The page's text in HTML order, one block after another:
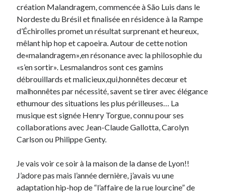
Derniers Commentaires
Entretien ménagerdans T’as vu quoi ? #52
JFdansC’était pas mieux avant… à Lyon
littleceltdansComment j’ai opéré ma vélorution toute personnelle
AnthonydansComment j’ai opéré ma vélorution toute personnelle
Renaud DucherdansComment j’ai opéré ma vélorution toute
personnelle
Commentaires récents
Entretien ménagerdans T’as vu quoi ? #52
littlecelt dans Comment j’ai opéré ma vélorution toute personnelle
Anthonydans Comment j’ai opéré ma vélorution toute personnelle
création Malandragem, commencée à São Luis dans le
Nordeste du Brésil et finalisée en résidence à la Rampe
d’Échirolles promet un résultat surprenant et heureux,
mêlant hip hop et capoeira. Autour de cette notion
de«malandragem»,en résonance avec la philosophie du
«s’en sortir». Lesmalandros sont ces gamins
débrouillards et malicieux,qui,honnêtes decœur et
malhonnêtes par nécessité, savent se tirer avec élégance
ethumour des situations les plus périlleuses… La
musique est signée Henry Torgue, connu pour ses
collaborations avec Jean-Claude Gallotta, Carolyn
Carlson ou Philippe Genty.
Je vais voir ce soir à la maison de la danse de Lyon!!
J’adore pas mais l’année dernière, j’avais vu une
adaptation hip-hop de “l’affaire de la rue lourcine” de